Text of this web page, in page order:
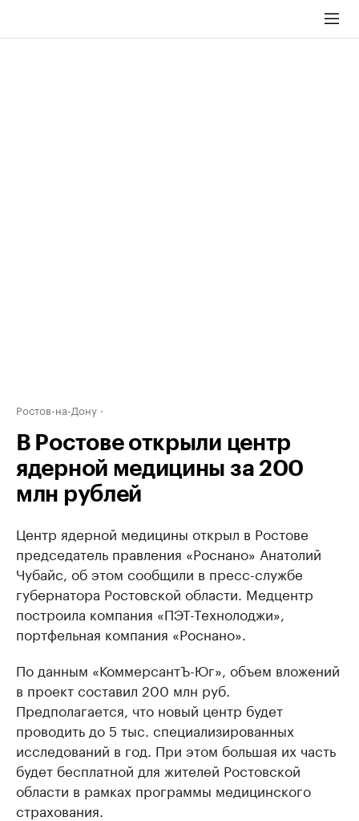
Ростов-на-Дону
В Ростове открыли центр
ядерной медицины за 200
млн рублей
Центр ядерной медицины открыл в Ростове
председатель правления «Роснано» Анатолий
Чубайс, об этом сообщили в пресс-службе
губернатора Ростовской области. Медцентр
построила компания «ПЭТ-Технолоджи»,
портфельная компания «Роснано».
По данным «КоммерсантЪ-Юг», объем вложений
в проект составил 200 млн руб.
Предполагается, что новый центр будет
проводить до 5 тыс. специализированных
исследований в год. При этом большая их часть
будет бесплатной для жителей Ростовской
области в рамках программы медицинского
страхования.